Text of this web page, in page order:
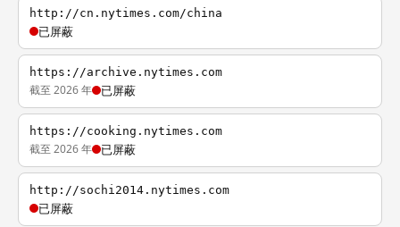
http://cn.nytimes.com/china
已屏蔽
https://archive.nytimes.com
截至 2026 年 已屏蔽
https://cooking.nytimes.com
截至 2026 年 已屏蔽
http://sochi2014.nytimes.com
已屏蔽